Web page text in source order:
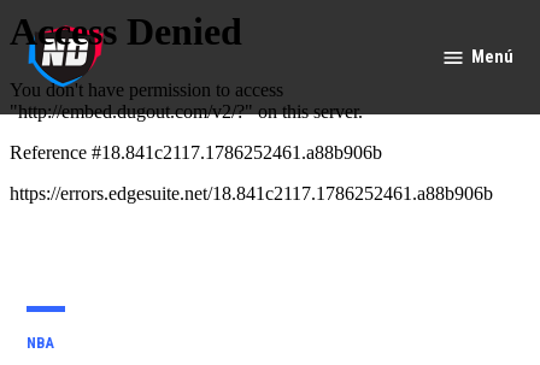
Saltar
al
contenido
Deportes
Menú
PUBLICADO
NBA